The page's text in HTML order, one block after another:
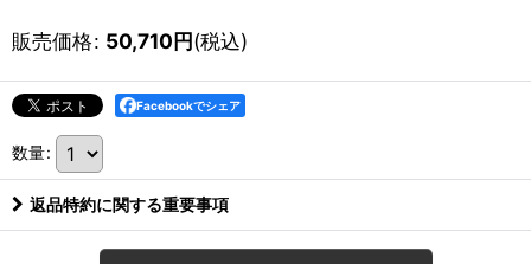
販売価格: 50,710円(税込)
Facebookでシェア
数量:
返品特約に関する重要事項